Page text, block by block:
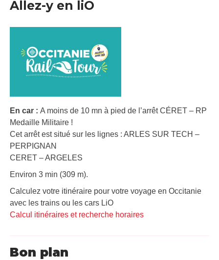
Allez-y en liO
En car : A moins de 10 mn à pied de l’arrêt CÉRET – RP
Medaille Militaire !
Cet arrêt est situé sur les lignes : ARLES SUR TECH –
PERPIGNAN
CERET – ARGELES
Environ 3 min (309 m).
Calculez votre itinéraire pour votre voyage en Occitanie
avec les trains ou les cars LiO
Calcul itinéraires et recherche horaires
Bon plan